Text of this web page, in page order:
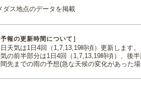
ダス地点のデータを掲載
予報の更新時間について］
天気は1日4回（1,7,13,19時頃）更新します。
の前半部分は1日4回（1,7,13,19時頃）、後
先までの雨の予想(急な天候の変化があった